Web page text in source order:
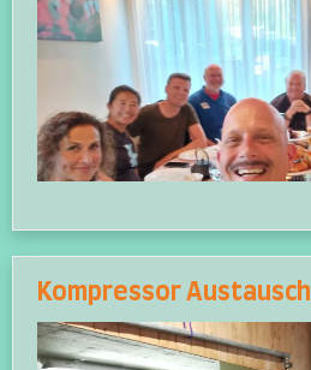
Kompressor Austausch